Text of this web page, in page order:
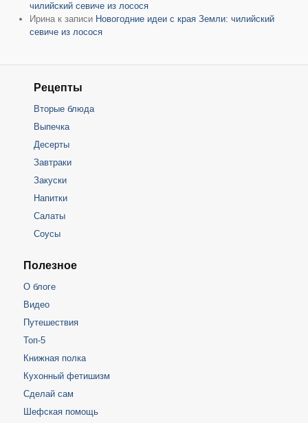
чилийский севиче из лосося
Ирина к записи Новогодние идеи с края Земли: чилийский
севиче из лосося
Рецепты
Вторые блюда
Выпечка
Десерты
Завтраки
Закуски
Напитки
Салаты
Соусы
Полезное
О блоге
Видео
Путешествия
Топ-5
Книжная полка
Кухонный фетишизм
Сделай сам
Шефская помощь